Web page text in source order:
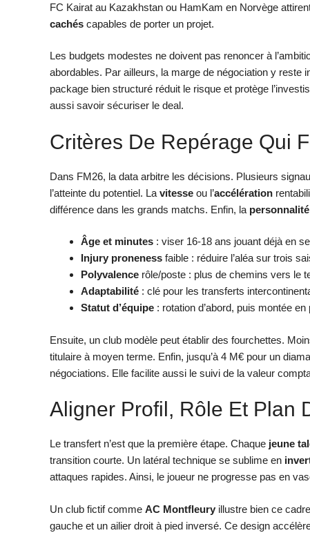
FC Kairat au Kazakhstan ou HamKam en Norvège
cachés capables de porter un projet.
Les budgets modestes ne doivent pas renoncer à
abordables. Par ailleurs, la marge de négociation y
package bien structuré réduit le risque et protège
aussi savoir sécuriser le deal.
Critères De Repérage Qui
Dans FM26, la data arbitre les décisions. Plusieurs
l’atteinte du potentiel. La vitesse ou l’accélération
différence dans les grands matchs. Enfin, la personnalité
Âge et minutes : viser 16-18 ans jouant déjà en
Injury proneness faible : réduire l’aléa sur trois
Polyvalence rôle/poste : plus de chemins vers le
Adaptabilité : clé pour les transferts
Statut d’équipe : rotation d’abord, puis montée
Ensuite, un club modèle peut établir des fourchettes.
titulaire à moyen terme. Enfin, jusqu’à 4 M€ pour un
négociations. Elle facilite aussi le suivi de la valeur
Aligner Profil, Rôle Et Plan
Le transfert n’est que la première étape. Chaque jeune
transition courte. Un latéral technique se sublime en
attaques rapides. Ainsi, le joueur ne progresse pas en
Un club fictif comme AC Montfleury illustre bien ce
gauche et un ailier droit à pied inversé. Ce design